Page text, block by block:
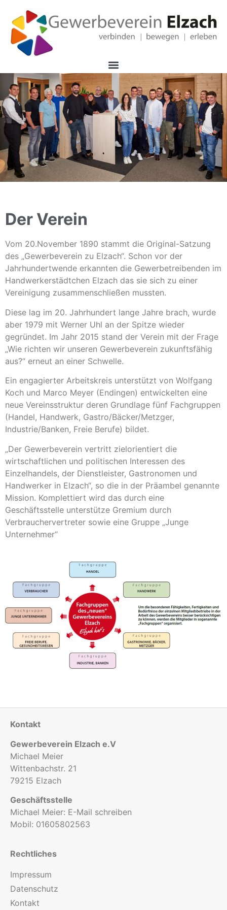
Der Verein
Vom 20.November 1890 stammt die Original-Satzung
des „Gewerbeverein zu Elzach“. Schon vor der
Jahrhundertwende erkannten die Gewerbetreibenden im
Handwerkerstädtchen Elzach das sie sich zu einer
Vereinigung zusammenschließen mussten.
Diese lag im 20. Jahrhundert lange Jahre brach, wurde
aber 1979 mit Werner Uhl an der Spitze wieder
gegründet. Im Jahr 2015 stand der Verein mit der Frage
„Wie richten wir unseren Gewerbeverein zukunftsfähig
aus?“ erneut an einer Schwelle.
Ein engagierter Arbeitskreis unterstützt von Wolfgang
Koch und Marco Meyer (Endingen) entwickelten eine
neue Vereinsstruktur deren Grundlage fünf Fachgruppen
(Handel, Handwerk, Gastro/Bäcker/Metzger,
Industrie/Banken, Freie Berufe) bildet.
„Der Gewerbeverein vertritt zielorientiert die
wirtschaftlichen und politischen Interessen des
Einzelhandels, der Dienstleister, Gastronomen und
Handwerker in Elzach“, so die in der Präambel genannte
Mission. Komplettiert wird das durch eine
Geschäftsstelle unterstütze Gremium durch
Verbrauchervertreter sowie eine Gruppe „Junge
Unternehmer“
Kontakt
Gewerbeverein Elzach e.V
Michael Meier
Wittenbachstr. 21
79215 Elzach
Geschäftsstelle
Michael Meier: E-Mail schreiben
Mobil: 01605802563
Rechtliches
Impressum
Datenschutz
Kontakt